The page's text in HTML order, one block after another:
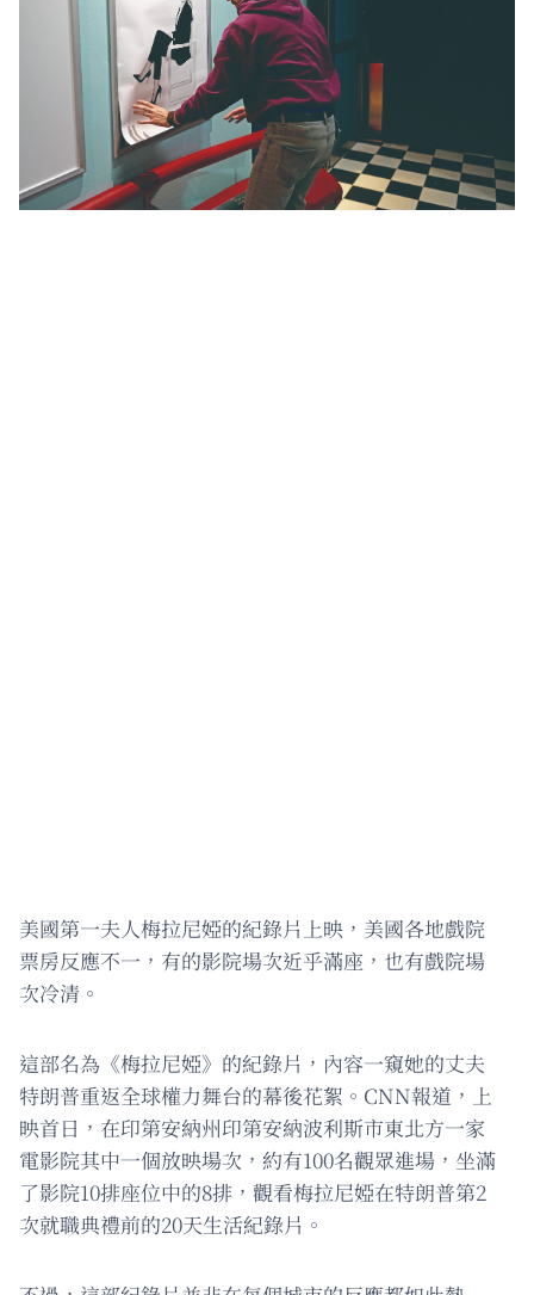
美國第一夫人梅拉尼婭的紀錄片上映，美國各地戲院
票房反應不一，有的影院場次近乎滿座，也有戲院場
次冷清。
這部名為《梅拉尼婭》的紀錄片，內容一窺她的丈夫
特朗普重返全球權力舞台的幕後花絮。CNN報道，上
映首日，在印第安納州印第安納波利斯市東北方一家
電影院其中一個放映場次，約有100名觀眾進場，坐滿
了影院10排座位中的8排，觀看梅拉尼婭在特朗普第2
次就職典禮前的20天生活紀錄片。